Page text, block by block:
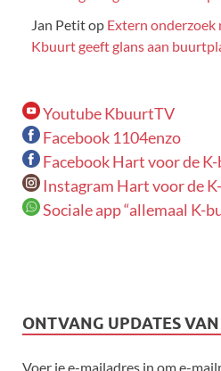
Jan Petitop Extern onderzoek
Kbuurt geeft glans aan
Youtube KbuurtTV
Facebook 1104enzo
Facebook Hart voor de
Instagram Hart voor de
Sociale app “allemaal K-
ONTVANG UPDATES
Voer je e-mailadres in om e-